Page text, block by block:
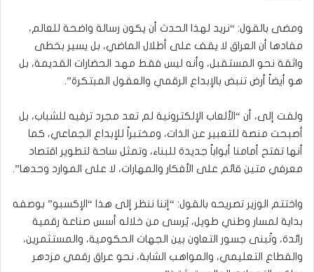
ومضى بالقول: “نريد لهذا الحدث أن يكون رسالة واضحة للعالم،
مفادها أن العراق لا يقف على أطلال الماضي، بل يسير بخطى
واثقة نحو المستقبل، وأنه ليس فقط مهد الحضارات القديمة، بل
هو أيضاً أرض تنبض بالإبداع الرقمي والعقول المبتكرة”.
ولفت إلى، أن “الألعاب الإلكترونية لم تعد مجرد ترفيه للشباب، بل
أصبحت منصة للتعبير عن الذات، ومختبراً للإبداع الجماعي، كما
أنها تفتح أمامنا أبواباً جديدة للبناء، وتمثل ساحة لتطوير اقتصاد
معرفي متين قائم على الأفكار والمهارات، لا على الموارد وحدها”.
واختتم الوزير تصريحه بالقول: “إننا ننظر إلى هذا “الإكسبو” بوصفه
بداية لمسار وطني طويل، يُرسى من خلاله أسس صناعة رقمية
رائدة، وتُبنى جسور التعاون بين الجهات الحكومية، والمستثمرين،
والقطاع التعليمي، والمواهب الشابة، نحو عراق رقمي مزدهر